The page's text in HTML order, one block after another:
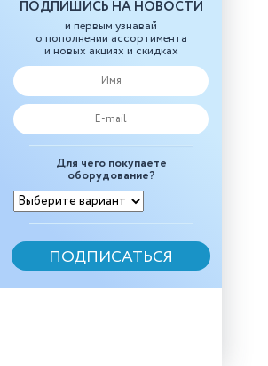
ПОДПИШИСЬ НА НОВОСТИ
и первым узнавай
о пополнении ассортимента
и новых акциях и скидках
Для чего покупаете
оборудование?